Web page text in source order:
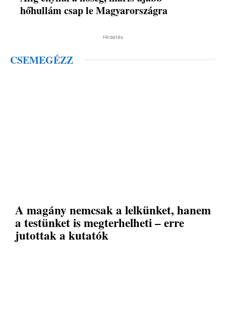
hőhullám csap le Magyarországra
Hirdetés
CSEMEGÉZZ
A magány nemcsak a lelkünket, hanem
a testünket is megterhelheti – erre
jutottak a kutatók